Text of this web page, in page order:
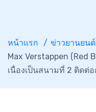
หน้าแรก ข่าวยานยนต์
Max Verstappen (Red
เนื่องเป็นสนามที่ 2 ติดต่